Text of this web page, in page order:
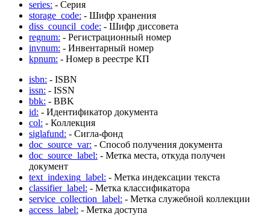
series: - Серия
storage_code: - Шифр хранения
diss_council_code: - Шифр диссовета
regnum: - Регистрационный номер
invnum: - Инвентарный номер
kpnum: - Номер в реестре КП
isbn: - ISBN
issn: - ISSN
bbk: - BBK
id: - Идентификатор документа
col: - Коллекция
siglafund: - Сигла-фонд
doc_source_var: - Способ получения документа
doc_source_label: - Метка места, откуда получен
документ
text_indexing_label: - Метка индексации текста
classifier_label: - Метка классификатора
service_collection_label: - Метка служебной коллекции
access_label: - Метка доступа